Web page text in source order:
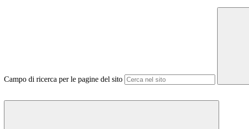
Campo di ricerca per le pagine del sito